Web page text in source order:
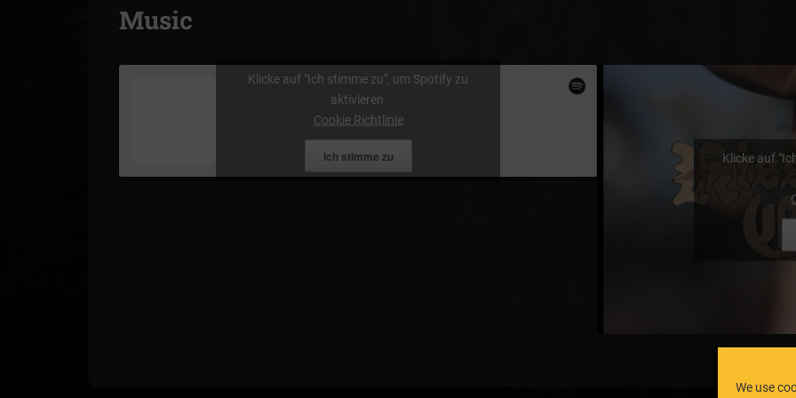
We use
Music
Klicke auf "Ich stimme zu", um Spotify zu
aktivieren
Cookie Richtlinie
Ich stimme zu
Klicke auf